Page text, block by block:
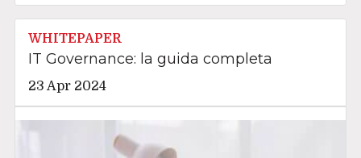
WHITEPAPER
IT Governance: la guida completa
23 Apr 2024